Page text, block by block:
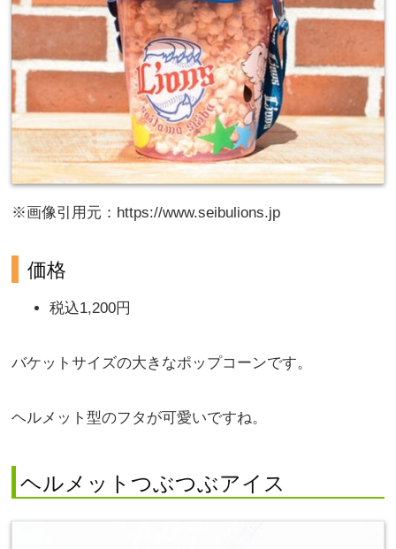
※画像引用元：https://www.seibulions.jp
価格
税込1,200円
バケットサイズの大きなポップコーンです。
ヘルメット型のフタが可愛いですね。
ヘルメットつぶつぶアイス